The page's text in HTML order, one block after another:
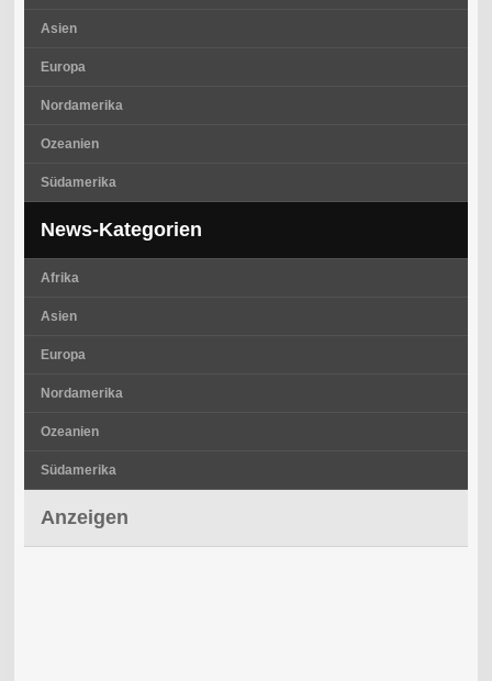
Asien
Europa
Nordamerika
Ozeanien
Südamerika
News-Kategorien
Afrika
Asien
Europa
Nordamerika
Ozeanien
Südamerika
Anzeigen